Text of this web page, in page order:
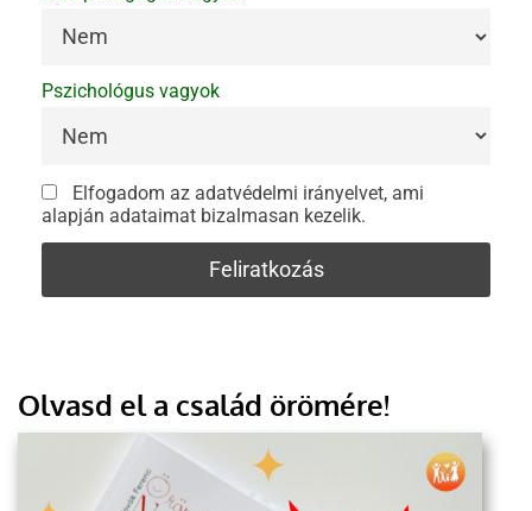
Pszichológus vagyok
Elfogadom az adatvédelmi irányelvet, ami
alapján adataimat bizalmasan kezelik.
Olvasd el a család örömére!